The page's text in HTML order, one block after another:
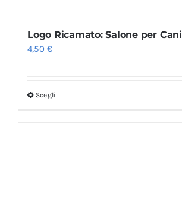
Logo Ricamato: Salone per Cani
4,50€
Scegli